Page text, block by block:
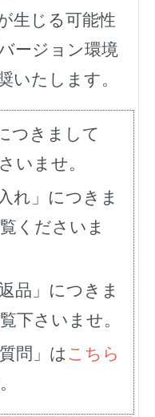
生じる可能性
ージョン環境
いたします。
つきまして
いませ。
れ」につきま
くださいま
品」につきま
下さいませ。
問」は こちら